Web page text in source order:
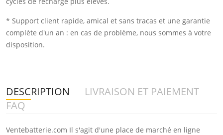
* Support client rapide, amical et sans tracas et une garantie
complète d'un an : en cas de problème, nous sommes à votre
disposition.
DESCRIPTION
LIVRAISON ET PAIEMENT
FAQ
Ventebatterie.com Il s'agit d'une place de marché en ligne